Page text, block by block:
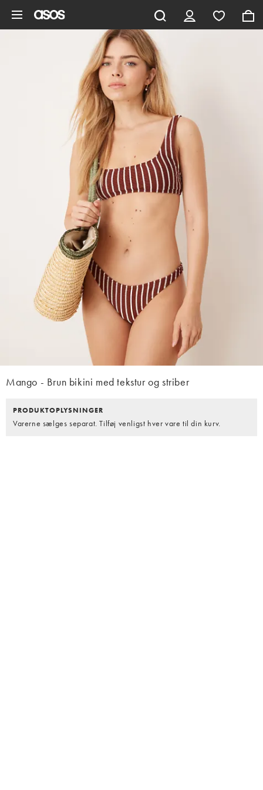
Mango - Brun bikini med tekstur og striber
PRODUKTOPLYSNINGER
Varerne sælges separat. Tilføj venligst hver vare til din kurv.